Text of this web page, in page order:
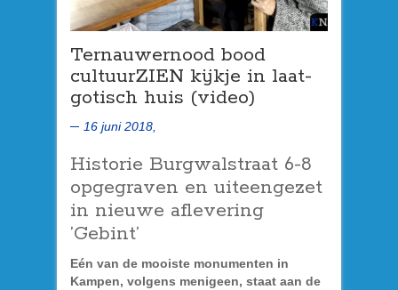
Ternauwernood bood
cultuurZIEN kijkje in laat-
gotisch huis (video)
16 juni 2018,
Historie Burgwalstraat 6-8
opgegraven en uiteengezet
in nieuwe aflevering
’Gebint’
Eén van de mooiste monumenten in
Kampen, volgens menigeen, staat aan de